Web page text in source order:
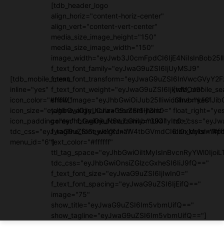
[tdb_mobile_menu
inline="yes"
icon_color="#ffffff"
icon_size="eyJhbGwiOjIyLCJwaG9uZSI6IjI3In0="
icon_padding="eyJhbGwiOjIuNSwicGhvbmUiOiIyIn0="
menu_id="6"]
[tdb_header_logo
align_horiz="content-horiz-center"
align_vert="content-vert-center"
media_size_image_height="150"
media_size_image_width="150"
f_text_font_family="eyJwaG9uZSI6IjUyMSJ9"
f_text_font_weight="eyJwaG9uZSI6IjkwMCJ9"
tagline_align_horiz="content-horiz-
center" f_tagline_font_family="394"
f_tagline_font_weight=""
text_color="#ffffff"
tdc_css="eyJhbGwiOnsiZGlzcGxheSI6IiJ9fQ=="
f_text_font_size="eyJwaG9uZSI6IjIwIn0="
f_text_font_spacing="eyJwaG9uZSI6IjEifQ=="
image="75"
show_title="eyJwaG9uZSI6Im5vbmUifQ=="
show_tagline="eyJwaG9uZSI6Im5vbmUifQ=="]
inline="yes"